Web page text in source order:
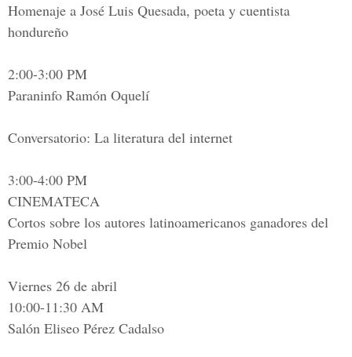
Homenaje a José Luis Quesada, poeta y cuentista
hondureño
2:00-3:00 PM
Paraninfo Ramón Oquelí
Conversatorio: La literatura del internet
3:00-4:00 PM
CINEMATECA
Cortos sobre los autores latinoamericanos ganadores del
Premio Nobel
Viernes 26 de abril
10:00-11:30 AM
Salón Eliseo Pérez Cadalso